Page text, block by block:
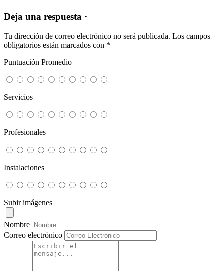
Deja una respuesta ·
Tu dirección de correo electrónico no será publicada. Los campos
obligatorios están marcados con *
Puntuación Promedio
Servicios
Profesionales
Instalaciones
Subir imágenes
Nombre
Correo electrónico